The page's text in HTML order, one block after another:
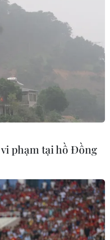
phạm tại hồ Đồng